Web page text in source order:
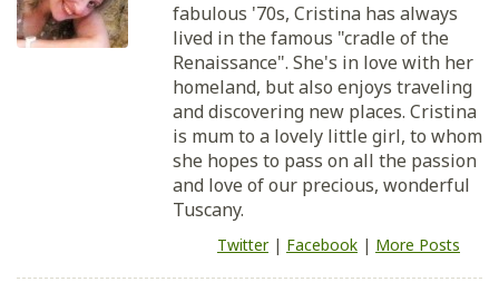
fabulous '70s, Cristina has always
lived in the famous "cradle of the
Renaissance". She's in love with her
homeland, but also enjoys traveling
and discovering new places. Cristina
is mum to a lovely little girl, to whom
she hopes to pass on all the passion
and love of our precious, wonderful
Tuscany.
Twitter| Facebook | More Posts